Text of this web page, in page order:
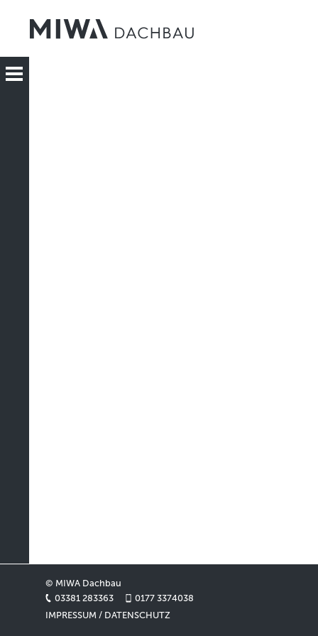
© MIWA Dachbau
03381 283363
0177 3374038
IMPRESSUM / DATENSCHUTZ